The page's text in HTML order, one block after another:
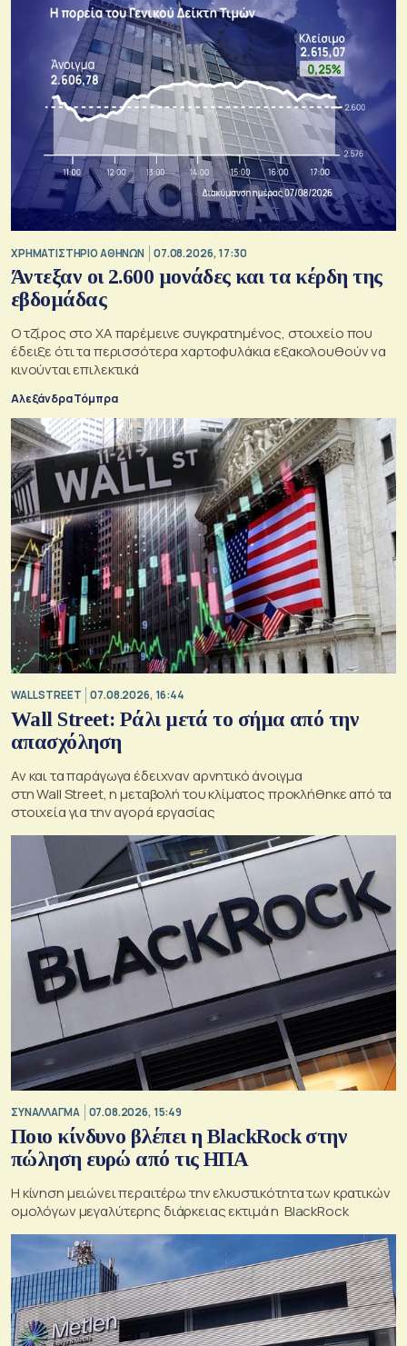
XΡΗΜΑΤΙΣΤΗΡΙΟ ΑΘΗΝΩΝ 07.08.2026, 17:30
Άντεξαν οι 2.600 μονάδες και τα κέρδη της
εβδομάδας
Ο τζίρος στο ΧΑ παρέμεινε συγκρατημένος, στοιχείο που
έδειξε ότι τα περισσότερα χαρτοφυλάκια εξακολουθούν να
κινούνται επιλεκτικά
Αλεξάνδρα Τόμπρα
WALL STREET 07.08.2026, 16:44
Wall Street: Ράλι μετά το σήμα από την
απασχόληση
Αν και τα παράγωγα έδειχναν αρνητικό άνοιγμα
στη Wall Street, η μεταβολή του κλίματος προκλήθηκε από τα
στοιχεία για την αγορά εργασίας
ΣΥΝΑΛΛΑΓΜΑ 07.08.2026, 15:49
Ποιο κίνδυνο βλέπει η BlackRock στην
πώληση ευρώ από τις ΗΠΑ
Η κίνηση μειώνει περαιτέρω την ελκυστικότητα των κρατικών
ομολόγων μεγαλύτερης διάρκειας εκτιμά η BlackRock